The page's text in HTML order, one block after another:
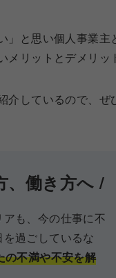
」と思い個人事業主
リットとデメリッ
しているので、ぜ
、働き方へ /
も、今の仕事に不
過ごしているな
の不満や不安を解